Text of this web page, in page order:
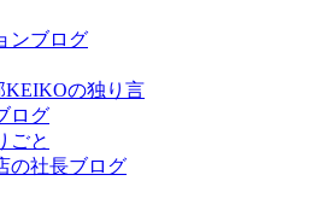
ンブログ
KEIKOの独り言
ログ
ごと
の社長ブログ